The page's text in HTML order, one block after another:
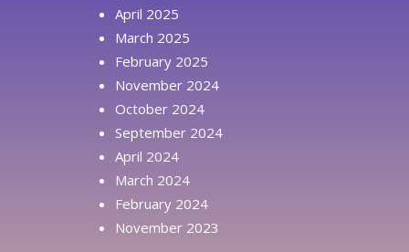
April 2025
March 2025
February 2025
November 2024
October 2024
September 2024
April 2024
March 2024
February 2024
November 2023